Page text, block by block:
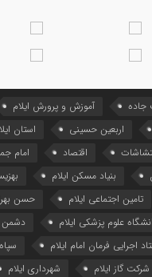
جاده
آموزش و پرورش ایلام
اربعین حسینی
استان
اقتصاد
امام
بنیاد مسکن ایلام
تامین اجتماعی ایلام
حسن
علوم پزشکی ایلام
دشمن
اجرایی فرمان امام ایلام
شرکت گاز ایلام شهرداری ایلام